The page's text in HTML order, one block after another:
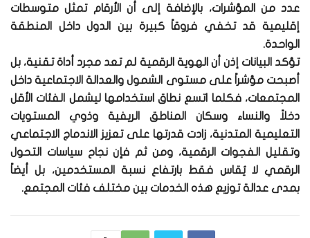
عدد من المؤشرات، بالإضافة إلى أن الأرقام تمثل متوسطات
إقليمية قد تخفي فروقاً كبيرة بين الدول داخل المنطقة
الواحدة.
تؤكد البيانات إذن أن الهوية الرقمية لم تعد مجرد أداة تقنية، بل
أصبحت مؤشراً على مستوى الشمول والعدالة الاجتماعية داخل
المجتمعات، فكلما اتسع نطاق استخدامها ليشمل الفئات الأقل
دخلاً والنساء وسكان المناطق الريفية وذوي المستويات
التعليمية المتدنية، زادت قدرتها على تعزيز الاندماج الاجتماعي
وتقليل الفجوات الرقمية، ومن ثم فإن نجاح سياسات التحول
الرقمي لا يُقاس فقط بارتفاع نسبة المستخدمين، بل أيضاً
بمدى عدالة توزيع هذه الخدمات بين مختلف فئات المجتمع.